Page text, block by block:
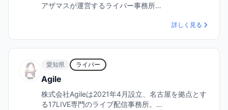
アザマスが運営するライバー事務所…
詳しく見る
愛知県 ライバー
Agile
株式会社Agileは2021年4月設立、名古屋を拠点とす
る17LIVE専門のライブ配信事務所。…